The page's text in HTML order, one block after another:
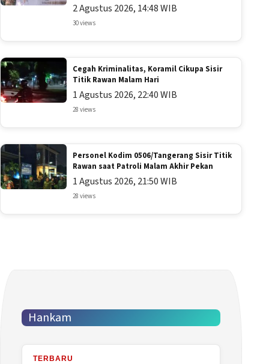
2 Agustus 2026, 14:48 WIB
30 views
Cegah Kriminalitas, Koramil Cikupa Sisir
Titik Rawan Malam Hari
1 Agustus 2026, 22:40 WIB
28 views
Personel Kodim 0506/Tangerang Sisir Titik
Rawan saat Patroli Malam Akhir Pekan
1 Agustus 2026, 21:50 WIB
28 views
Hankam
TERBARU